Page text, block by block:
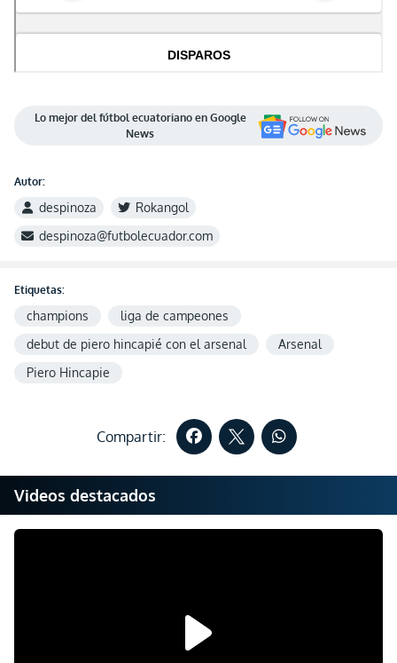
Lo mejor del fútbol ecuatoriano en Google
News
Autor:
despinoza
Rokangol
despinoza@futbolecuador.com
Etiquetas:
champions
liga de campeones
debut de piero hincapié con el arsenal
Arsenal
Piero Hincapie
Compartir:
Videos destacados